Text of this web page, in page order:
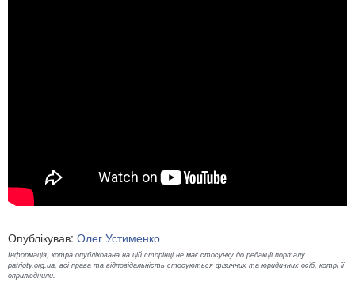
Опублікував: Олег Устименко
Інформація, котра опублікована на цій сторінці не має стосунку до редакції порталу
patrioty.org.ua, всі права та відповідальність стосуються фізичних та юридичних осіб, котрі її
оприлюднили.